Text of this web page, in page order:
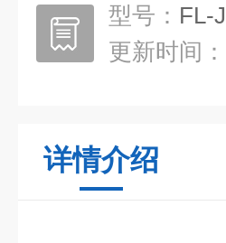
型号： FL-
更新时间：
详情介绍